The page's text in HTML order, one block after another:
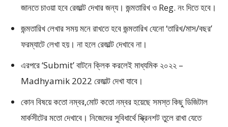
জানতে চাওয়া হবে রেজাল্ট দেখার জন্য। জন্মতারিখ ও Reg. নং দিতে হবে।
জন্মতারিখ লেখার সময় মনে রাখতে হবে জন্মতারিখ যেনো ‘তারিখ/মাস/বছর’
ফরম্যাটে লেখা হয়। না হলে রেজাল্ট দেখাবে না।
এরপরে ‘Submit’ বাটনে ক্লিক করলেই মাধ্যমিক ২০২২ –
Madhyamik 2022 রেজাল্ট দেখা যাবে।
কোন বিষয়ে কতো নম্বর,মোট কতো নম্বর হয়েছে সমস্ত কিছু ডিজিটাল
মার্কসীটের মতো দেখাবে। নিজেদের সুবিধার্থে স্ক্রিনশট তুলে রাখা যেতে